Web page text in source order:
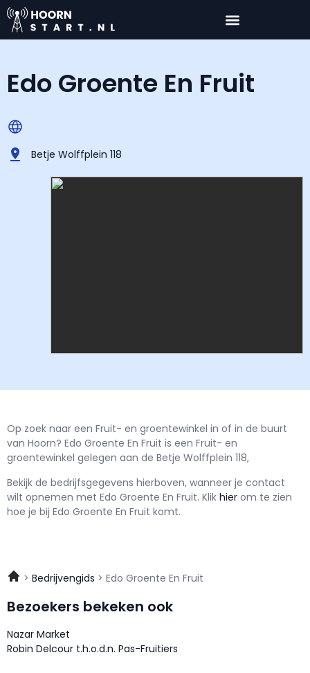
Edo Groente En Fruit
Betje Wolffplein 118
Op zoek naar een Fruit- en groentewinkel in of in de buurt
van Hoorn? Edo Groente En Fruit is een Fruit- en
groentewinkel gelegen aan de Betje Wolffplein 118,
Bekijk de bedrijfsgegevens hierboven, wanneer je contact
wilt opnemen met Edo Groente En Fruit. Klik hier om te zien
hoe je bij Edo Groente En Fruit komt.
Bedrijvengids Edo Groente En Fruit
Bezoekers bekeken ook
Nazar Market
Robin Delcour t.h.o.d.n. Pas-Fruitiers